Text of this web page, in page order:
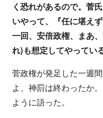
く恐れがあるので。菅
いやって、『任に堪え
一回、安倍政権、まあ
れ)も想定してやってい
菅政権が発足した一週
よ、神罰は終わったか
ように語った。